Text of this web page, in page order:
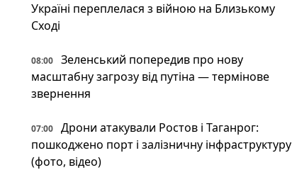
Україні переплелася з війною на Близькому
Сході
08:00
Зеленський попередив про нову
масштабну загрозу від путіна — термінове
звернення
07:00
Дрони атакували Ростов і Таганрог:
пошкоджено порт і залізничну інфраструктуру
(фото, відео)